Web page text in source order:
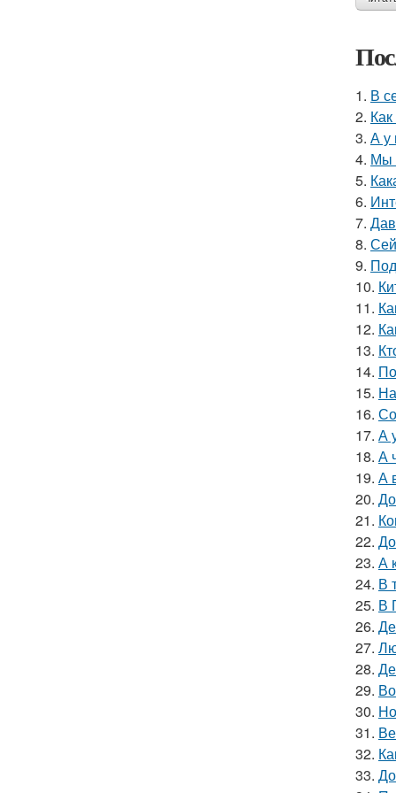
1. В
2.
3. А у
4. Мы
5.
6.
7.
8.
9.
10.
11.
12.
13.
14.
15.
16.
17. А
18. А
19. А
20.
21.
22.
23. А
24. В
25. В
26.
27.
28.
29.
30.
31.
32.
33.